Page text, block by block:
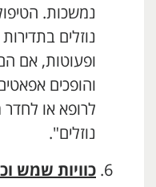
נמשכות.
נוזלים
ופעוטות, אם
והופכים
לרופא או לחדר
נוזלים".
כוויות שמש